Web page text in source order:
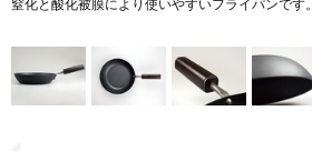
窒化と酸化被膜により使いやすいフライパンです。